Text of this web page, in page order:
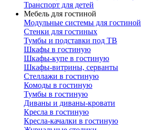
Транспорт для детей
Мебель для гостиной
Модульные системы для гостиной
Стенки для гостиных
Тумбы и подставки под ТВ
Шкафы в гостиную
Шкафы-купе в гостиную
Шкафы-витрины, серванты
Стеллажи в гостиную
Комоды в гостиную
Тумбы в гостиную
Диваны и диваны-кровати
Кресла в гостиную
Кресла-качалки в гостиную